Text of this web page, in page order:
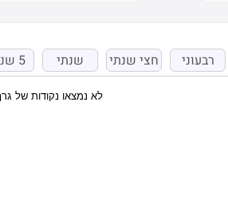
רבעוני חצי שנתי שנתי 5 שנים